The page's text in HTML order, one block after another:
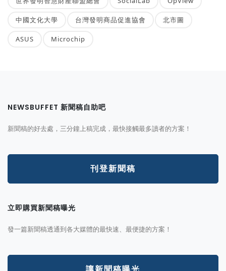
中國文化大學 台灣發明商品促進協會 北市圖
ASUS Microchip
NEWSBUFFET 新聞稿自助吧
新聞稿的好去處，三分鐘上稿完成，最快接觸最多讀者的方案！
刊登新聞稿
立即購買新聞稿曝光
發一篇新聞稿透通到各大媒體的最快速、最便捷的方案！